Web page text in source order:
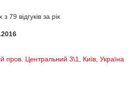
79 відгуків за рік
пров. Центральний 3\1, Київ, Україна